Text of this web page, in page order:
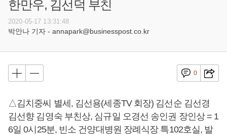
한만우, 김선덕 부친
2020-05-17 13:31:48
박안나 기자 - annapark@businesspost.co.kr
0
△김치중씨 별세, 김선용(세종TV 회장) 김선순 김선경
김선향 김영숙 부친상, 심규일 오경선 송인권 장인상 = 1
6일 0시25분, 빈소 건양대병원 장례식장 특102호실, 발